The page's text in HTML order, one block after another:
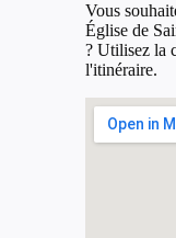
Vous
Église de
? Utilisez la
l'itinéraire.